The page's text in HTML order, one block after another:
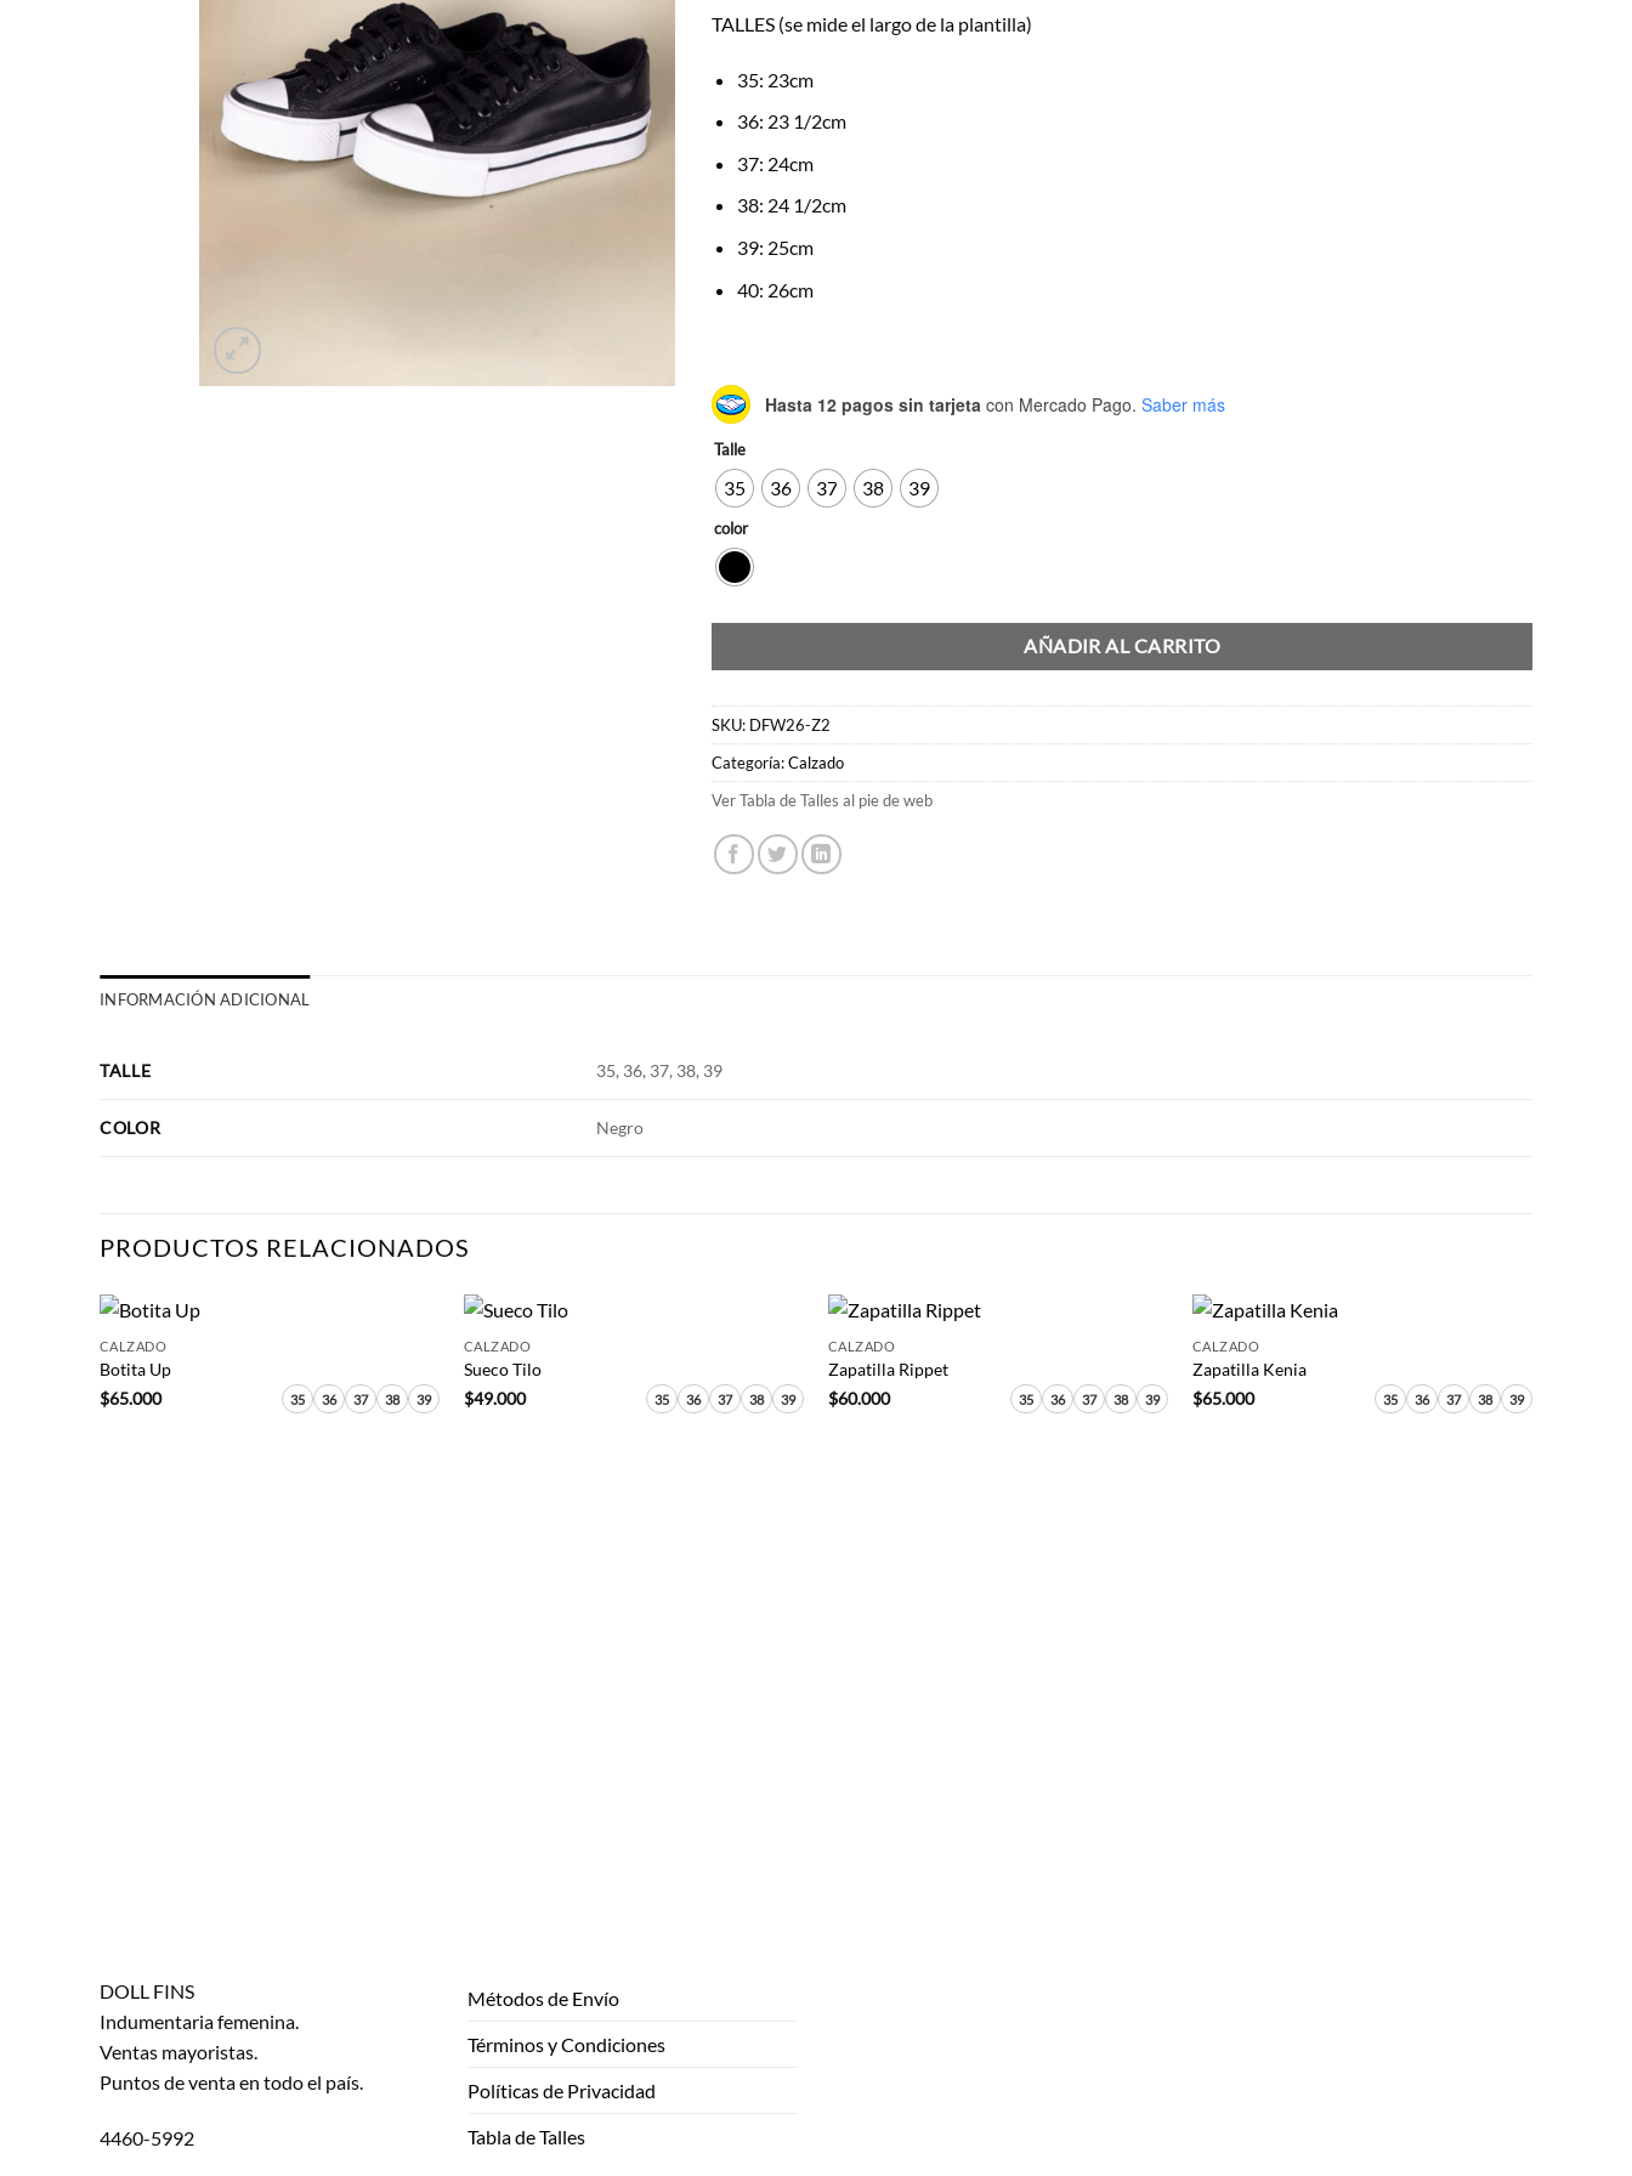
TALLES (se mide el largo de la plantilla)
35: 23cm
36: 23 1/2cm
37: 24cm
38: 24 1/2cm
39: 25cm
40: 26cm
Hasta 12 pagos sin tarjeta con Mercado Pago. Saber más
Talle
35 36 37 38 39
color
AÑADIR AL CARRITO
SKU: DFW26-Z2
Categoría:Calzado
Ver Tabla de Talles al pie de web
INFORMACIÓN ADICIONAL
TALLE 35, 36, 37, 38, 39
COLOR Negro
PRODUCTOS RELACIONADOS
+
CALZADO
Botita Up
$65.000 35 36 37 38 39
+
CALZADO
Sueco Tilo
$49.000 35 36 37 38 39
+
CALZADO
Zapatilla Rippet
$60.000 35 36 37 38 39
+
CALZADO
Zapatilla Kenia
$65.000 35 36 37 38 39
DOLL FINS
Indumentaria femenina.
Ventas mayoristas.
Puntos de venta en todo el país.
4460-5992
Métodos de Envío
Términos y Condiciones
Políticas de Privacidad
Tabla de Talles